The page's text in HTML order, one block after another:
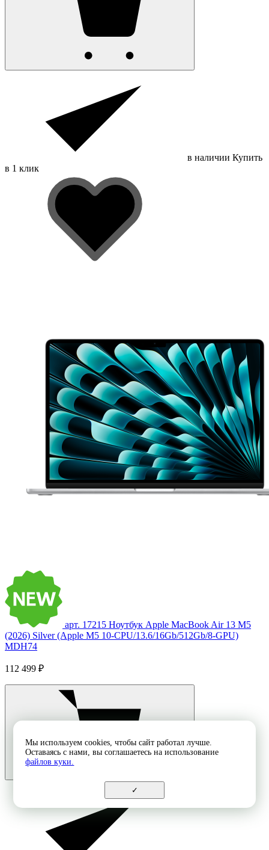
в наличии Купить
в 1 клик
арт. 17215 Ноутбук Apple MacBook Air 13 M5
(2026) Silver (Apple M5 10-CPU/13.6/16Gb/512Gb/8-GPU)
MDH74
112 499 ₽
Мы используем cookies, чтобы сайт работал лучше.
Оставаясь с нами, вы соглашаетесь на использование
файлов куки.
✓